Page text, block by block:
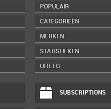
POPULAIR
CATEGORIEËN
MERKEN
STATISTIEKEN
UITLEG
SUBSCRIPTIONS